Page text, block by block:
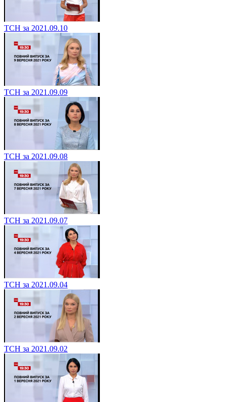
ТСН за 2021.09.10
ТСН за 2021.09.09
ТСН за 2021.09.08
ТСН за 2021.09.07
ТСН за 2021.09.04
ТСН за 2021.09.02